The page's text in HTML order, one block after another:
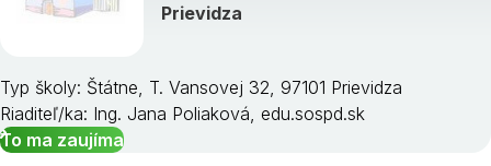
Prievidza
Typ školy: Štátne, T. Vansovej 32, 97101 Prievidza
Riaditeľ/ka: Ing. Jana Poliaková, edu.sospd.sk
To ma zaujíma